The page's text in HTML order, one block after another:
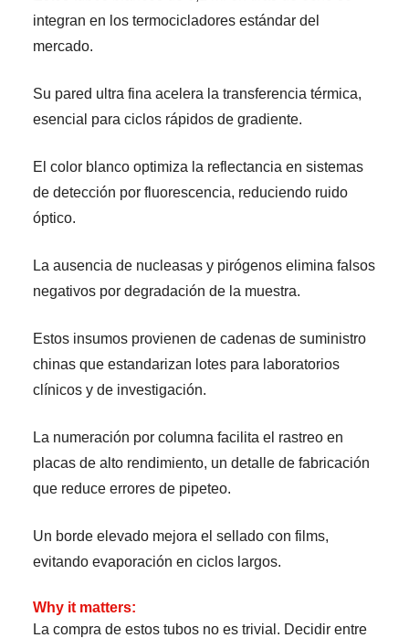
integran en los termocicladores estándar del
mercado.
Su pared ultra fina acelera la transferencia térmica,
esencial para ciclos rápidos de gradiente.
El color blanco optimiza la reflectancia en sistemas
de detección por fluorescencia, reduciendo ruido
óptico.
La ausencia de nucleasas y pirógenos elimina falsos
negativos por degradación de la muestra.
Estos insumos provienen de cadenas de suministro
chinas que estandarizan lotes para laboratorios
clínicos y de investigación.
La numeración por columna facilita el rastreo en
placas de alto rendimiento, un detalle de fabricación
que reduce errores de pipeteo.
Un borde elevado mejora el sellado con films,
evitando evaporación en ciclos largos.
Why it matters:
La compra de estos tubos no es trivial. Decidir entre